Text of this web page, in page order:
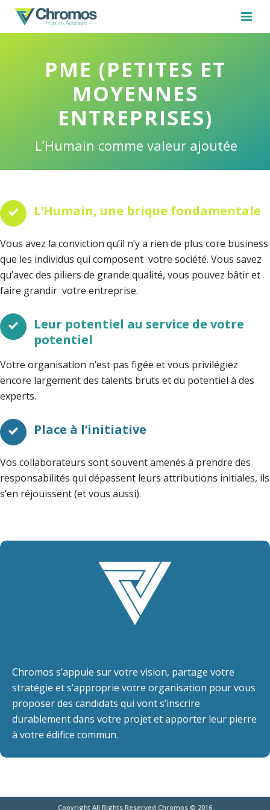
PME (PETITES ET
MOYENNES
ENTREPRISES)
L’Humain comme valeur ajoutée
L’Humain, une brique fondamentale
Vous avez la conviction qu’il n’y a rien de plus core business
que les individus qui composent votre société. Vous savez
qu’avec des piliers de grande qualité, vous pouvez bâtir et
faire grandir votre entreprise.
Leur potentiel au service de votre
potentiel
Votre organisation n’est pas figée et vous privilégiez
encore largement des talents bruts et du potentiel à des
experts.
Place à l’initiative
Vos collaborateurs sont souvent amenés à prendre des
responsabilités qui dépassent leurs attributions initiales, ils
s’en réjouissent (et vous aussi).
Chromos s’appuie sur votre vision, partage votre
stratégie et s’approprie votre organisation pour vous
proposer des candidats qui vont s’inscrire
durablement dans votre projet et apporter leur pierre
à votre édifice commun.
Copyright All Rights Reserved Chromos © 2016